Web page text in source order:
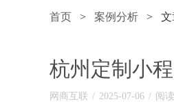
首页 > 案例分析 > 文
杭州定制小
网商互联 / 2025-07-06 / 阅